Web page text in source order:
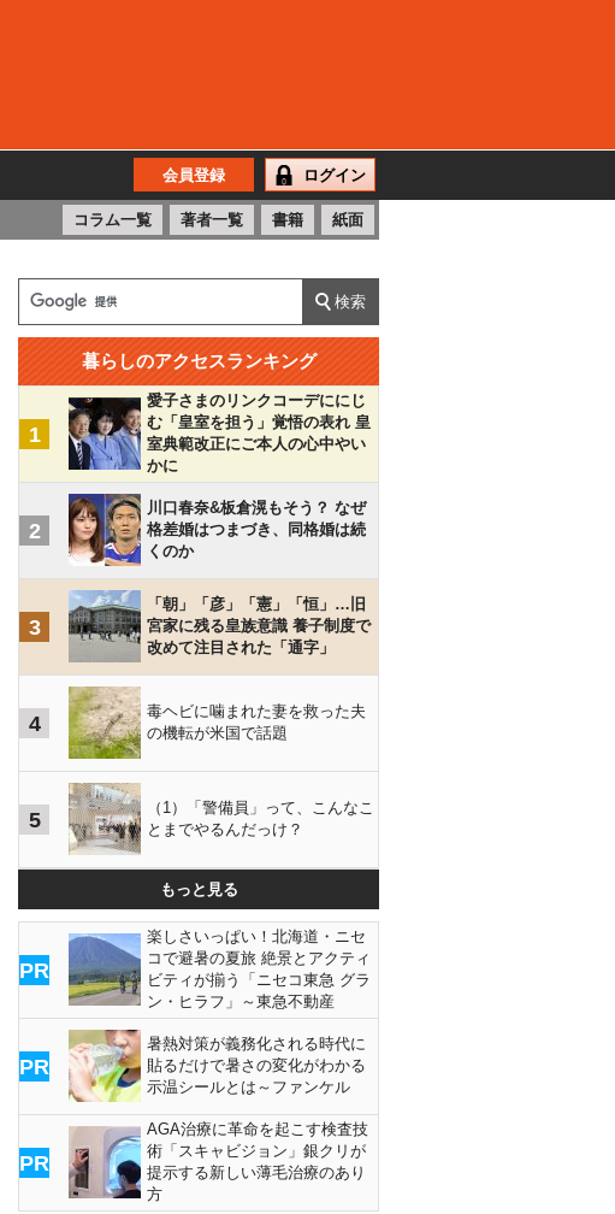
会員登録 ログイン
コラム一覧 著者一覧 書籍 紙面
暮らしのアクセスランキング
1
愛子さまのリンクコーデににじ
む「皇室を担う」覚悟の表れ 皇
室典範改正にご本人の心中やい
かに
2
川口春奈&板倉滉もそう？ なぜ
格差婚はつまづき、同格婚は続
くのか
3
「朝」「彦」「憲」「恒」…旧
宮家に残る皇族意識 養子制度で
改めて注目された「通字」
4
毒ヘビに噛まれた妻を救った夫
の機転が米国で話題
5
（1）「警備員」って、こんなこ
とまでやるんだっけ？
もっと見る
PR
楽しさいっぱい！北海道・ニセ
コで避暑の夏旅 絶景とアクティ
ビティが揃う「ニセコ東急 グラ
ン・ヒラフ」～東急不動産
PR
暑熱対策が義務化される時代に
貼るだけで暑さの変化がわかる
示温シールとは～ファンケル
PR
AGA治療に革命を起こす検査技
術「スキャビジョン」銀クリが
提示する新しい薄毛治療のあり
方